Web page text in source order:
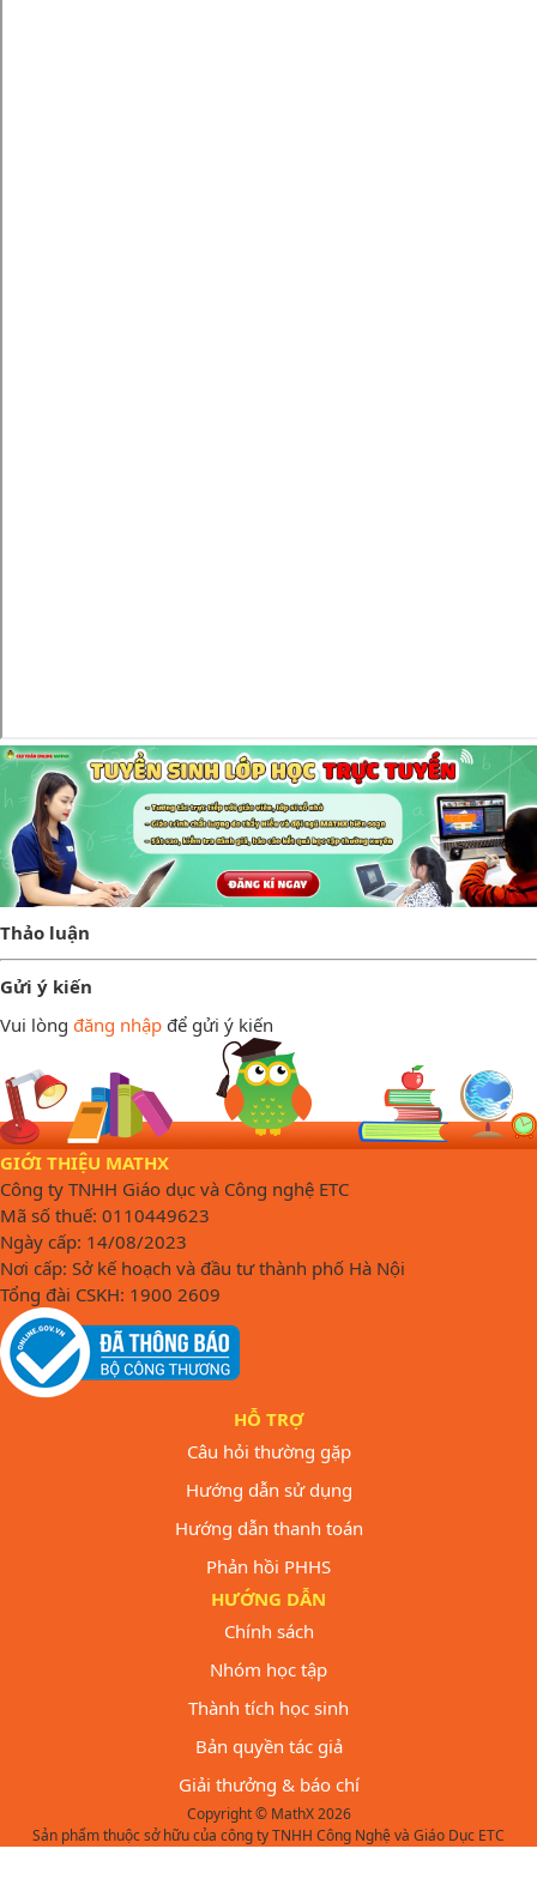
Thảo luận
Gửi ý kiến
Vui lòng đăng nhập để gửi ý kiến
GIỚI THIỆU MATHX
Công ty TNHH Giáo dục và Công nghệ ETC
Mã số thuế: 0110449623
Ngày cấp: 14/08/2023
Nơi cấp: Sở kế hoạch và đầu tư thành phố Hà Nội
Tổng đài CSKH: 1900 2609
HỖ TRỢ
Câu hỏi thường gặp
Hướng dẫn sử dụng
Hướng dẫn thanh toán
Phản hồi PHHS
HƯỚNG DẪN
Chính sách
Nhóm học tập
Thành tích học sinh
Bản quyền tác giả
Giải thưởng & báo chí
Copyright © MathX 2026
Sản phẩm thuộc sở hữu của công ty TNHH Công Nghệ và Giáo Dục ETC